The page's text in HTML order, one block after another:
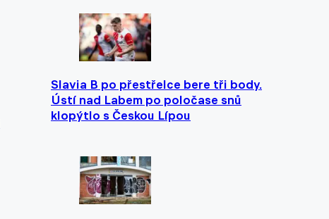
Slavia B po přestřelce bere tři body.
Ústí nad Labem po poločase snů
klopýtlo s Českou Lípou